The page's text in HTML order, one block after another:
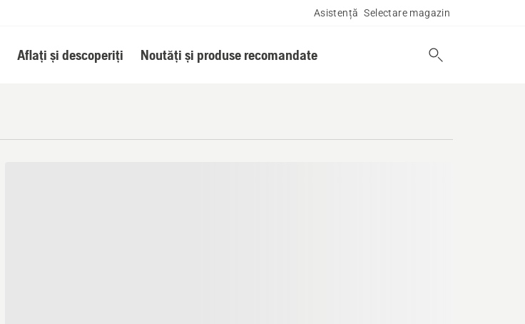
Asistență Selectare magazin
Aflați și descoperiți Noutăți și produse recomandate